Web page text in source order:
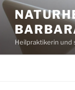
Zum
Inhalt
springen
Heilpraktikerin und